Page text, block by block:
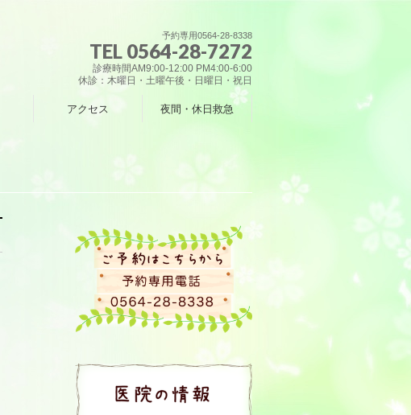
予約専用0564-28-8338
TEL 0564-28-7272
診療時間AM9:00-12:00 PM4:00-6:00
休診：木曜日・土曜午後・日曜日・祝日
アクセス 夜間・休日救急